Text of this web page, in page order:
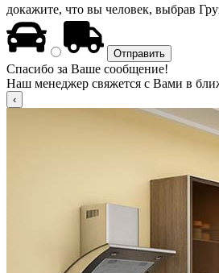
докажите, что вы человек, выбрав
Спасибо за Ваше сообщение!
Наш менеджер свяжется с Вами в